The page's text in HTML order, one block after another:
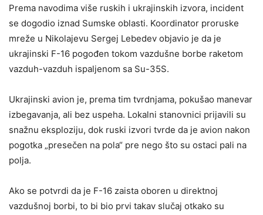
Prema navodima više ruskih i ukrajinskih izvora, incident
se dogodio iznad Sumske oblasti. Koordinator proruske
mreže u Nikolajevu Sergej Lebedev objavio je da je
ukrajinski F-16 pogođen tokom vazdušne borbe raketom
vazduh-vazduh ispaljenom sa Su-35S.
Ukrajinski avion je, prema tim tvrdnjama, pokušao manevar
izbegavanja, ali bez uspeha. Lokalni stanovnici prijavili su
snažnu eksploziju, dok ruski izvori tvrde da je avion nakon
pogotka „presečen na pola“ pre nego što su ostaci pali na
polja.
Ako se potvrdi da je F-16 zaista oboren u direktnoj
vazdušnoj borbi, to bi bio prvi takav slučaj otkako su